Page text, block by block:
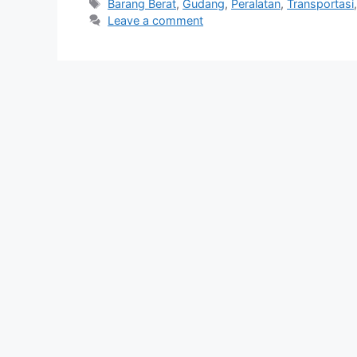
Tags
Barang Berat, Gudang, Peralatan,Transportasi
Leave a comment